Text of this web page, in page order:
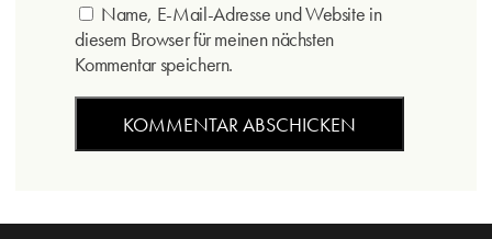
Name, E-Mail-Adresse und Website in
diesem Browser für meinen nächsten
Kommentar speichern.